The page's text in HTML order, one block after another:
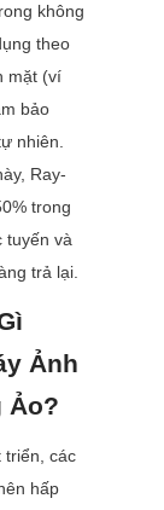
không
theo
mặt (ví
bảo
nhiên.
Ray-
trong
tuyến và
trả lại.
Ảnh
Ảo?
triển, các
hấp